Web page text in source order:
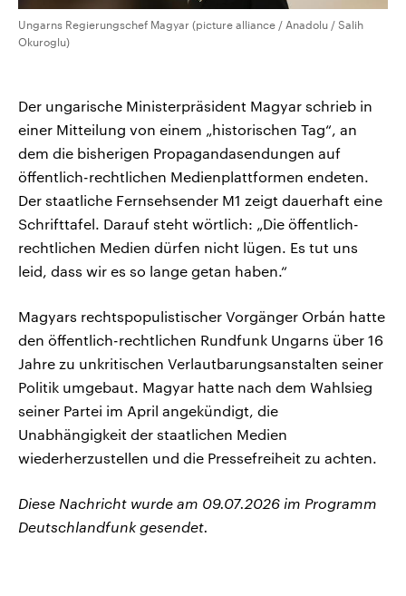
Ungarns Regierungschef Magyar (picture alliance / Anadolu / Salih
Okuroglu)
Der ungarische Ministerpräsident Magyar schrieb in
einer Mitteilung von einem „historischen Tag“, an
dem die bisherigen Propagandasendungen auf
öffentlich-rechtlichen Medienplattformen endeten.
Der staatliche Fernsehsender M1 zeigt dauerhaft eine
Schrifttafel. Darauf steht wörtlich: „Die öffentlich-
rechtlichen Medien dürfen nicht lügen. Es tut uns
leid, dass wir es so lange getan haben.“
Magyars rechtspopulistischer Vorgänger Orbán hatte
den öffentlich-rechtlichen Rundfunk Ungarns über 16
Jahre zu unkritischen Verlautbarungsanstalten seiner
Politik umgebaut. Magyar hatte nach dem Wahlsieg
seiner Partei im April angekündigt, die
Unabhängigkeit der staatlichen Medien
wiederherzustellen und die Pressefreiheit zu achten.
Diese Nachricht wurde am 09.07.2026 im Programm
Deutschlandfunk gesendet.